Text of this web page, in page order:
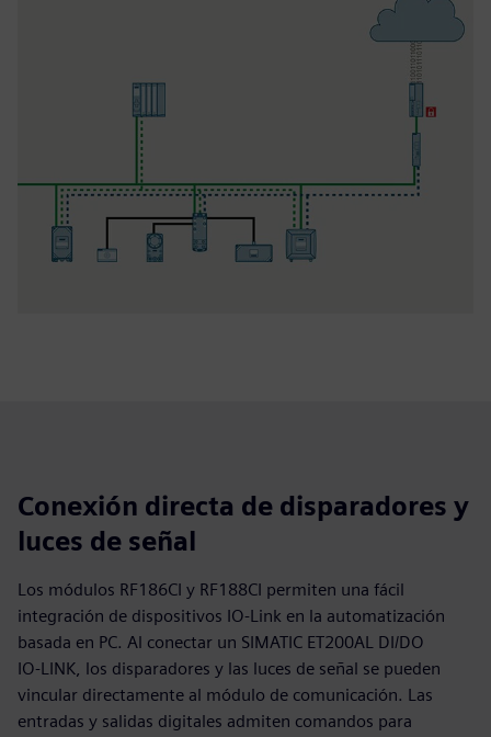
Conexión directa de disparadores y
luces de señal
Los módulos RF186CI y RF188CI permiten una fácil
integración de dispositivos IO-Link en la automatización
basada en PC. Al conectar un SIMATIC ET200AL DI/DO
IO‑LINK, los disparadores y las luces de señal se pueden
vincular directamente al módulo de comunicación. Las
entradas y salidas digitales admiten comandos para